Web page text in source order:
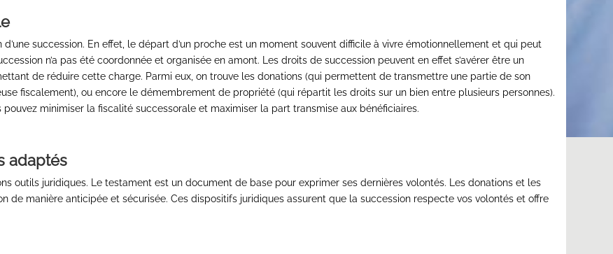
succession. En effet, le départ d’un proche est un moment souvent difficile à vivre émotionnellement et qui peut
n’a pas été coordonnée et organisée en amont. Les droits de succession peuvent en effet s’avérer être un
de réduire cette charge. Parmi eux, on trouve les donations (qui permettent de transmettre une partie de son
fiscalement), ou encore le démembrement de propriété (qui répartit les droits sur un bien entre plusieurs personnes).
minimiser la fiscalité successorale et maximiser la part transmise aux bénéficiaires.
adaptés
outils juridiques. Le testament est un document de base pour exprimer ses dernières volontés. Les donations et les
de manière anticipée et sécurisée. Ces dispositifs juridiques assurent que la succession respecte vos volontés et offre